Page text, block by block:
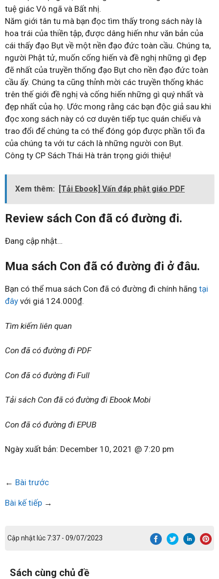
tuệ giác Vô ngã và Bất nhị.
Năm giới tân tu mà bạn đọc tìm thấy trong sách này là
hoa trái của thiền tập, được dâng hiến như văn bản của
cái thấy đạo Bụt về một nền đạo đức toàn cầu. Chúng ta,
người Phật tử, muốn cống hiến và đề nghị những gì đẹp
đẽ nhất của truyền thống đạo Bụt cho nền đạo đức toàn
cầu ấy. Chúng ta cũng thỉnh mời các truyền thống khác
trên thế giới đề nghị và cống hiến những gì quý nhất và
đẹp nhất của họ. Ước mong rằng các bạn độc giả sau khi
đọc xong sách này có cơ duyên tiếp tục quán chiếu và
trao đổi để chúng ta có thể đóng góp được phần tối đa
của chúng ta với tư cách là những người con Bụt.
Công ty CP Sách Thái Hà trân trọng giới thiệu!
Xem thêm: [Tải Ebook] Vấn đáp phật giáo PDF
Review sách Con đã có đường đi.
Đang cập nhật…
Mua sách Con đã có đường đi ở đâu.
Bạn có thể mua sách Con đã có đường đi chính hãng tại
đây với giá 124.000₫.
Tìm kiếm liên quan
Con đã có đường đi PDF
Con đã có đường đi Full
Tải sách Con đã có đường đi Ebook Mobi
Con đã có đường đi EPUB
Ngày xuất bản: December 10, 2021 @ 7:20 pm
← Bài trước
Bài kế tiếp →
Cập nhật lúc 7:37 - 09/07/2023
Sách cùng chủ đề